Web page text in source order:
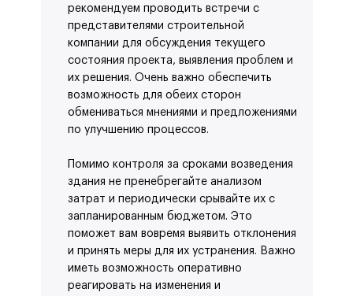
рекомендуем проводить встречи с
представителями строительной
компании для обсуждения текущего
состояния проекта, выявления проблем и
их решения. Очень важно обеспечить
возможность для обеих сторон
обмениваться мнениями и предложениями
по улучшению процессов.
Помимо контроля за сроками возведения
здания не пренебрегайте анализом
затрат и периодически срывайте их с
запланированным бюджетом. Это
поможет вам вовремя выявить отклонения
и принять меры для их устранения. Важно
иметь возможность оперативно
реагировать на изменения и